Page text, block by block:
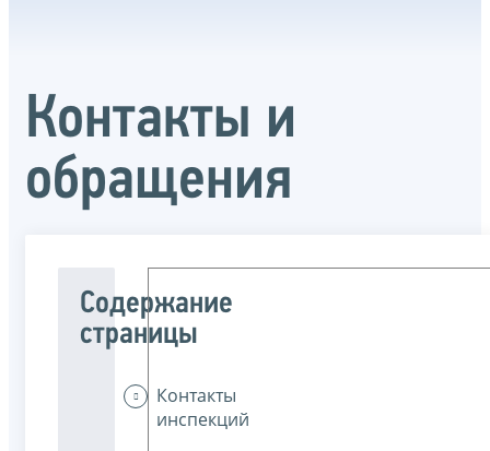
Контакты и
обращения
Содержание
страницы
Контакты
инспекций